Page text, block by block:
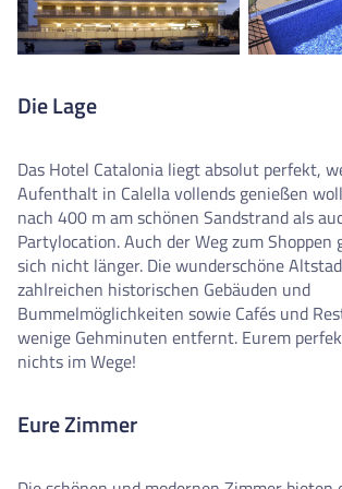
Die Lage
Das Hotel Catalonia liegt absolut perfekt,
Aufenthalt in Calella vollends genießen
nach 400 m am schönen Sandstrand als
Partylocation. Auch der Weg zum
sich nicht länger. Die wunderschöne
zahlreichen historischen Gebäuden und
Bummelmöglichkeiten sowie Cafés und
wenige Gehminuten entfernt. Eurem
nichts im Wege!
Eure Zimmer